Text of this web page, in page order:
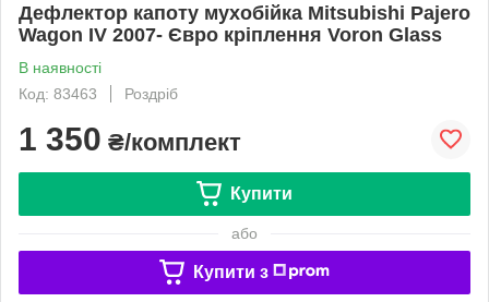
Дефлектор капоту мухобійка Mitsubishi Pajero
Wagon IV 2007- Євро кріплення Voron Glass
В наявності
Код: 83463
Роздріб
1 350 ₴/комплект
Купити
або
Купити з